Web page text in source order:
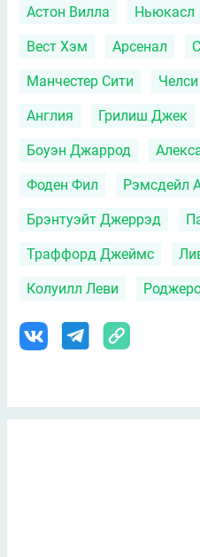
Астон Вилла Ньюкасл
Вест Хэм Арсенал
Манчестер Сити Челси
Англия Грилиш Джек
Боуэн Джаррод
Фоден Фил Рэмсдейл
Брэнтуэйт Джеррэд
Траффорд Джеймс
Колуилл Леви